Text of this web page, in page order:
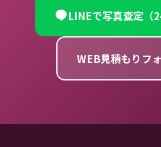
LINEで写真査定（
WEB見積もりフ